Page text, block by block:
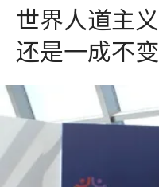
世界人道主
还是一成不变